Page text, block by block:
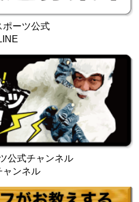
ポーツ公式
公式チャンネル
ャンネル